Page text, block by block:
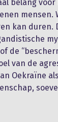
belang voor
mensen.
kan duren.
de
van de
Oekraïne